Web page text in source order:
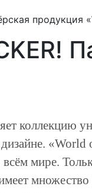
продукция
коллекцию
мире.